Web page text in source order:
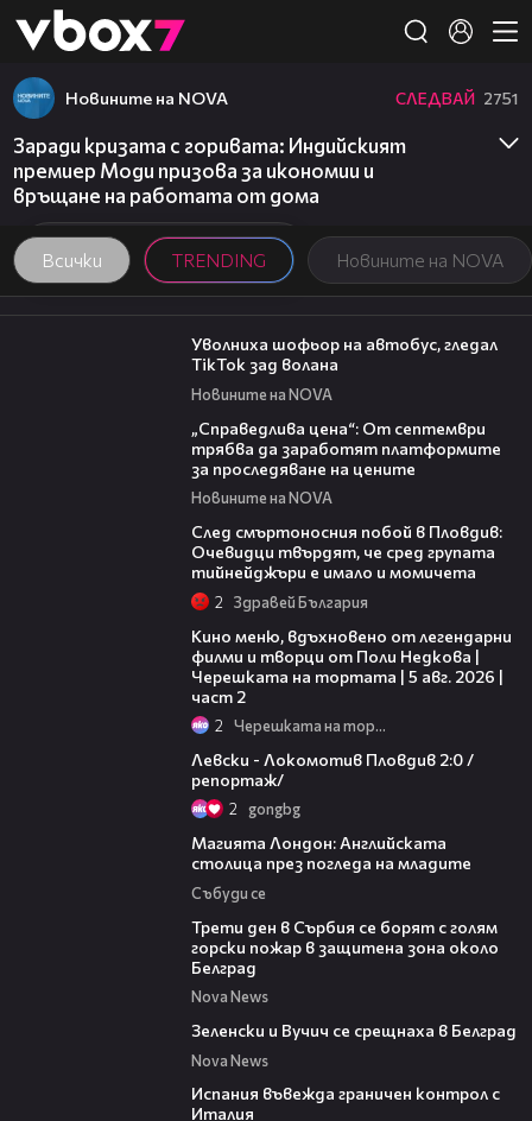
👾
Всички TRENDING Новините на NOVA
Новините на NOVA СЛЕДВАЙ 2751
Заради кризата с горивата: Индийският
премиер Моди призова за икономии и
връщане на работата от дома
00:19
Уволниха шофьор на автобус, гледал
TikTok зад волана
Новините на NOVA
„Справедлива цена“: От септември
трябва да заработят платформите
за проследяване на цените
Новините на NOVA
След смъртоносния побой в Пловдив:
Очевидци твърдят, че сред групата
тийнейджъри е имало и момичета
2 Здравей България
Кино меню, вдъхновено от легендарни
филми и творци от Поли Недкова |
Черешката на тортата | 5 авг. 2026 |
част 2
2 Черешката на тортата
Левски - Локомотив Пловдив 2:0 /
репортаж/
2 gongbg
Магията Лондон: Английската
столица през погледа на младите
Събуди се
Трети ден в Сърбия се борят с голям
горски пожар в защитена зона около
Белград
Nova News
Зеленски и Вучич се срещнаха в Белград
Nova News
Испания въвежда граничен контрол с
Италия